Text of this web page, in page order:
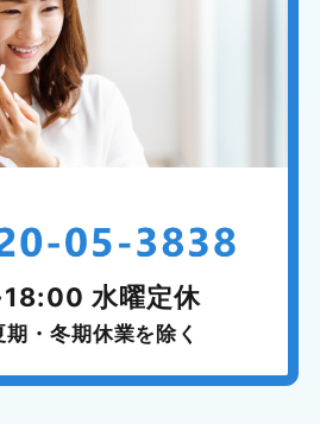
水曜定休
・冬期休業を除く